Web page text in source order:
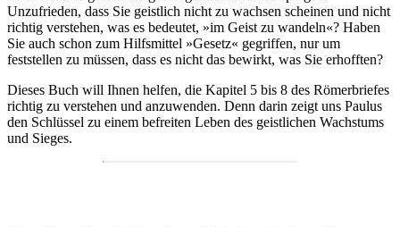
Unzufrieden, dass Sie geistlich nicht zu wachsen scheinen und nicht
richtig verstehen, was es bedeutet, »im Geist zu wandeln«? Haben
Sie auch schon zum Hilfsmittel »Gesetz« gegriffen, nur um
feststellen zu müssen, dass es nicht das bewirkt, was Sie erhofften?
Dieses Buch will Ihnen helfen, die Kapitel 5 bis 8 des Römerbriefes
richtig zu verstehen und anzuwenden. Denn darin zeigt uns Paulus
den Schlüssel zu einem befreiten Leben des geistlichen Wachstums
und Sieges.